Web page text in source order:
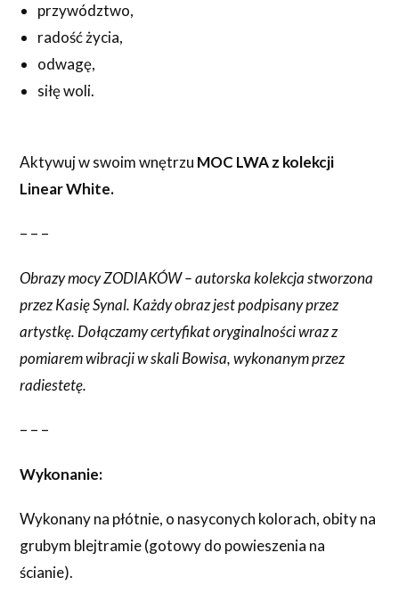
przywództwo,
radość życia,
odwagę,
siłę woli.
Aktywuj w swoim wnętrzu MOC LWA z kolekcji
Linear White.
– – –
Obrazy mocy ZODIAKÓW – autorska kolekcja stworzona
przez Kasię Synal. Każdy obraz jest podpisany przez
artystkę. Dołączamy certyfikat oryginalności wraz z
pomiarem wibracji w skali Bowisa, wykonanym przez
radiestetę.
– – –
Wykonanie:
Wykonany na płótnie, o nasyconych kolorach, obity na
grubym blejtramie (gotowy do powieszenia na
ścianie).